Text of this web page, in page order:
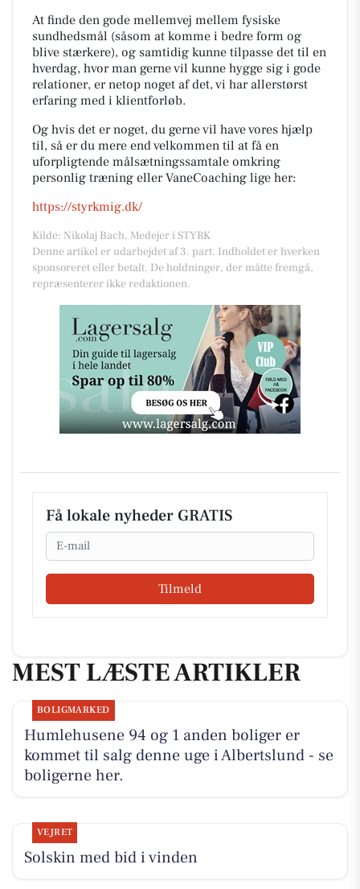
At finde den gode mellemvej mellem fysiske
sundhedsmål (såsom at komme i bedre form og
blive stærkere), og samtidig kunne tilpasse det til en
hverdag, hvor man gerne vil kunne hygge sig i gode
relationer, er netop noget af det, vi har allerstørst
erfaring med i klientforløb.
Og hvis det er noget, du gerne vil have vores hjælp
til, så er du mere end velkommen til at få en
uforpligtende målsætningssamtale omkring
personlig træning eller VaneCoaching lige her:
https://styrkmig.dk/
Kilde: Nikolaj Bach, Medejer i STYRK
Denne artikel er udarbejdet af 3. part. Indholdet er hverken
sponsoreret eller betalt. De holdninger, der måtte fremgå,
repræsenterer ikke redaktionen.
Få lokale nyheder GRATIS
Email
Tilmeld
MEST LÆSTE ARTIKLER
BOLIGMARKED
Humlehusene 94 og 1 anden boliger er
kommet til salg denne uge i Albertslund - se
boligerne her.
VEJRET
Solskin med bid i vinden